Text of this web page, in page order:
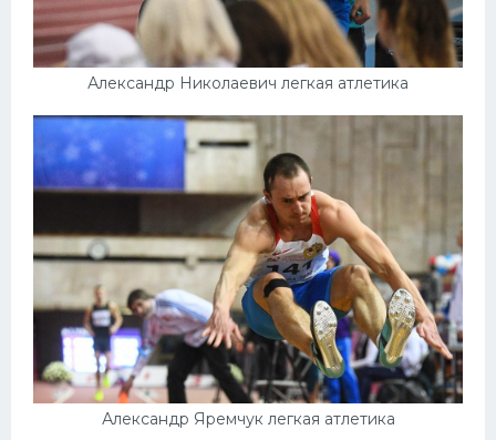
Александр Николаевич легкая атлетика
Александр Яремчук легкая атлетика